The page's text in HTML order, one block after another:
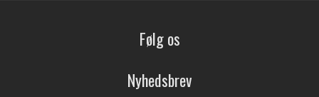
Følg os
Nyhedsbrev